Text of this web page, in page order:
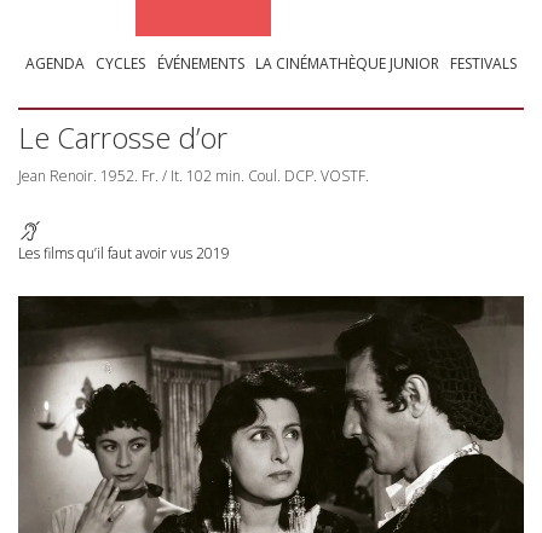
AGENDA CYCLES ÉVÉNEMENTS LA CINÉMATHÈQUE JUNIOR FESTIVALS
Le Carrosse d’or
Jean Renoir. 1952. Fr. / It. 102 min. Coul. DCP. VOSTF.
Les films qu’il faut avoir vus 2019